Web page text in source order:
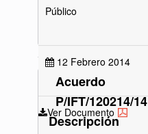
Público
12 Febrero 2014
Ver Documento
Acuerdo
P/IFT/120214/14
Descripción